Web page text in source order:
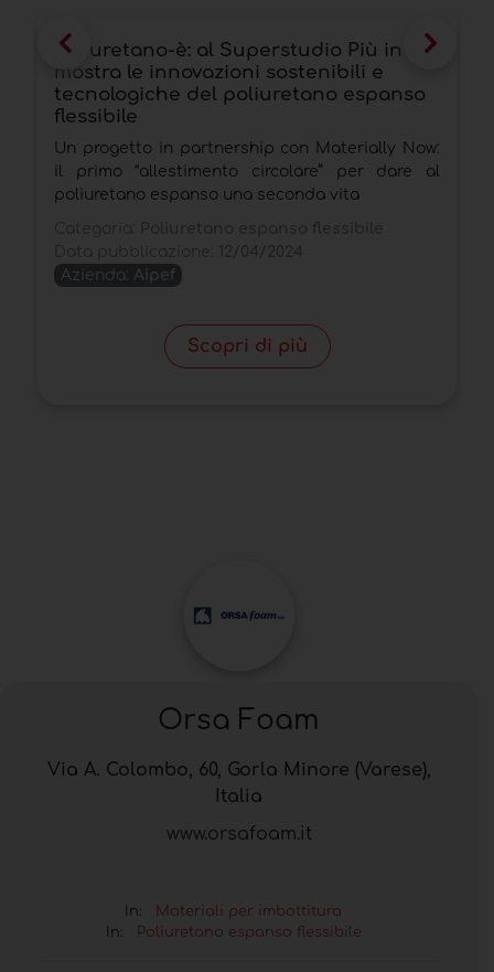
Poliuretano-è: al Superstudio Più in
mostra le innovazioni sostenibili e
tecnologiche del poliuretano espanso
flessibile
Un progetto in partnership con Materially Now:
il primo “allestimento circolare” per dare al
poliuretano espanso una seconda vita
Azienda: Aipef
Scopri di più
Orsa Foam
Via A. Colombo, 60, Gorla Minore (Varese),
Italia
www.orsafoam.it
In:
Materiali per imbottitura
In:
Poliuretano espanso flessibile